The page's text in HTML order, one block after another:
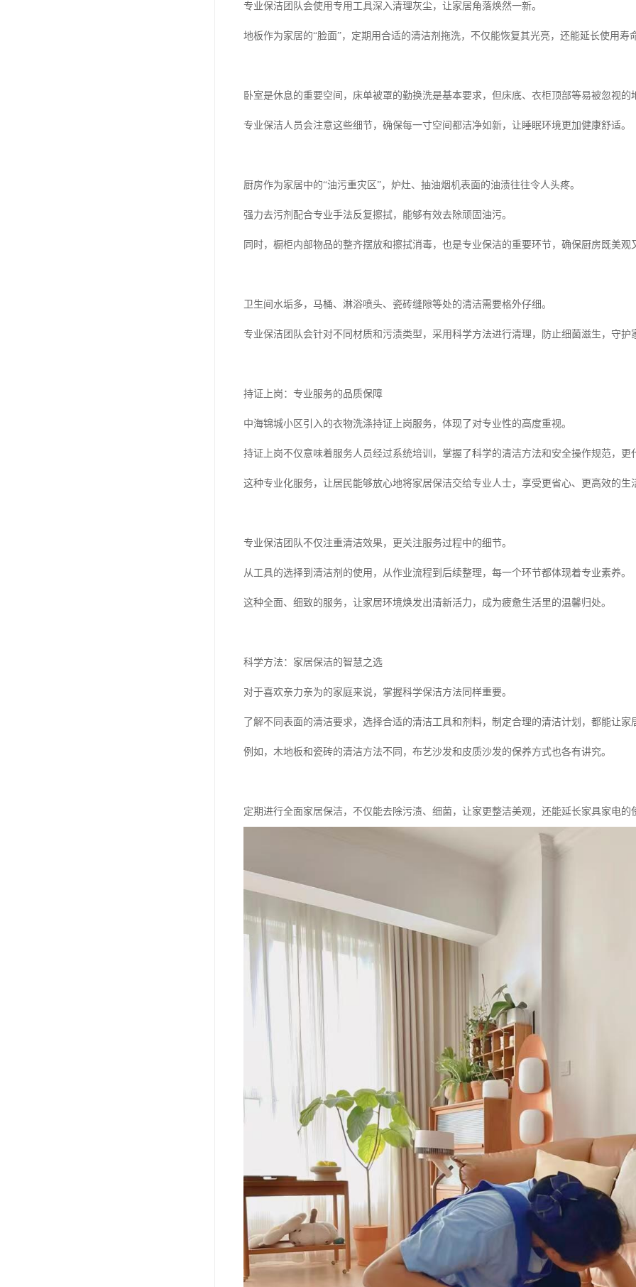
专业保洁团队会使用专用工具深入清理灰尘，让家居角落焕然一新。
地板作为家居的“脸面”，定期用合适的清洁剂拖洗，不仅能恢复其光亮，还能延长使用寿
卧室是休息的重要空间，床单被罩的勤换洗是基本要求，但床底、衣柜顶部等易被忽视的
专业保洁人员会注意这些细节，确保每一寸空间都洁净如新，让睡眠环境更加健康舒适。
厨房作为家居中的“油污重灾区”，炉灶、抽油烟机表面的油渍往往令人头疼。
强力去污剂配合专业手法反复擦拭，能够有效去除顽固油污。
同时，橱柜内部物品的整齐摆放和擦拭消毒，也是专业保洁的重要环节，确保厨房既美观
卫生间水垢多，马桶、淋浴喷头、瓷砖缝隙等处的清洁需要格外仔细。
专业保洁团队会针对不同材质和污渍类型，采用科学方法进行清理，防止细菌滋生，守护
持证上岗：专业服务的品质保障
中海锦城小区引入的衣物洗涤持证上岗服务，体现了对专业性的高度重视。
持证上岗不仅意味着服务人员经过系统培训，掌握了科学的清洁方法和安全操作规范，更
这种专业化服务，让居民能够放心地将家居保洁交给专业人士，享受更省心、更高效的生
专业保洁团队不仅注重清洁效果，更关注服务过程中的细节。
从工具的选择到清洁剂的使用，从作业流程到后续整理，每一个环节都体现着专业素养。
这种全面、细致的服务，让家居环境焕发出清新活力，成为疲惫生活里的温馨归处。
科学方法：家居保洁的智慧之选
对于喜欢亲力亲为的家庭来说，掌握科学保洁方法同样重要。
了解不同表面的清洁要求，选择合适的清洁工具和剂料，制定合理的清洁计划，都能让家
例如，木地板和瓷砖的清洁方法不同，布艺沙发和皮质沙发的保养方式也各有讲究。
定期进行全面家居保洁，不仅能去除污渍、细菌，让家更整洁美观，还能延长家具家电的